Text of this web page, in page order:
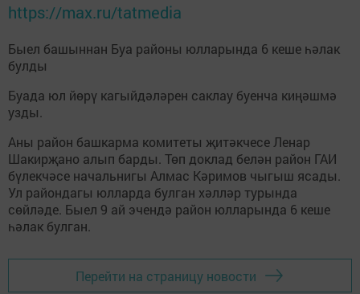
https://max.ru/tatmedia
Быел башыннан Буа районы юлларында 6 кеше һәлак
булды
Буада юл йөрү кагыйдәләрен саклау буенча киңәшмә
узды.
Аны район башкарма комитеты җитәкчесе Ленар
Шакирҗано алып барды. Төп доклад белән район ГАИ
бүлекчәсе начальнигы Алмас Кәримов чыгыш ясады.
Ул райондагы юлларда булган хәлләр турында
сөйләде. Быел 9 ай эчендә район юлларында 6 кеше
һәлак булган.
Перейти на страницу новости